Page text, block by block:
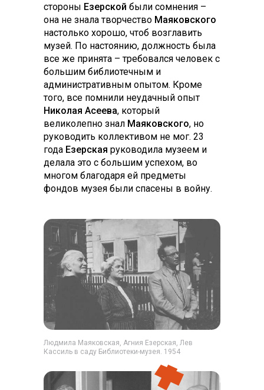
стороны Езерской были сомнения –
она не знала творчество Маяковского
настолько хорошо, чтоб возглавить
музей. По настоянию, должность была
все же принята – требовался человек с
большим библиотечным и
административным опытом. Кроме
того, все помнили неудачный опыт
Николая Асеева, который
великолепно знал Маяковского, но
руководить коллективом не мог. 23
года Езерская руководила музеем и
делала это с большим успехом, во
многом благодаря ей предметы
фондов музея были спасены в войну.
Людмила Маяковская, Агния Езерская, Лев
Кассиль в саду Библиотеки-музея. 1954